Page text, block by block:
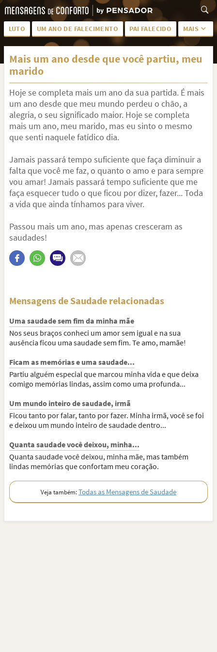
LUTO UM ANO DE FALECIMENTO PAI FALECIDO MAIS
LUTO PARA AMIGA PALAVRAS
SAUDADES DA MÃE PÊSAMES
PÊSAMES PARA AMIGA DESCANSE EM PAZ
MEUS SENTIMENTOS PÊSAMES PARA AMIGO
FRASES DE LUTO PARA AMIGO FIM DE NAMORO
TODAS AS CATEGORIAS
Mais um ano desde que você partiu, meu
marido
Hoje se completa mais um ano da sua partida. É mais
um ano desde que meu mundo perdeu o chão, a
alegria, o seu significado maior. Hoje se completa
mais um ano, meu marido, mas eu sinto o mesmo
que senti naquele fatídico dia.
Jamais passará tempo suficiente que faça diminuir a
falta que você me faz, o quanto o amo e para sempre
vou amar! Jamais passará tempo suficiente que me
faça esquecer tudo o que ficou por dizer, fazer... Toda
a vida que ainda tínhamos para viver.
Passou mais um ano, mas apenas cresceram as
saudades!
Mensagens de Saudade relacionadas
Uma saudade sem fim da minha mãe
Nos seus braços conheci um amor sem igual e na sua
ausência ficou uma saudade sem fim. Te amo, mamãe!
Ficam as memórias e uma saudade...
Partiu alguém especial que marcou minha vida e que deixa
comigo memórias lindas, assim como uma profunda...
Um mundo inteiro de saudade, irmã
Ficou tanto por falar, tanto por fazer. Minha irmã, você se foi
e deixou um mundo inteiro de saudade dentro...
Quanta saudade você deixou, minha...
Quanta saudade você deixou, minha mãe, mas também
lindas memórias que confortam meu coração.
Veja também:Todas as Mensagens de Saudade